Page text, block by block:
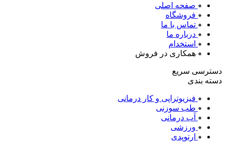
صفحه اصلی
فروشگاه
تماس با ما
درباره ما
استخدام
همکاری در فروش
دسترسی سریع
دسته بندی
فیزیوتراپی و کار درمانی
طب سوزنی
آب درمانی
ورزشی
ارتوپدی